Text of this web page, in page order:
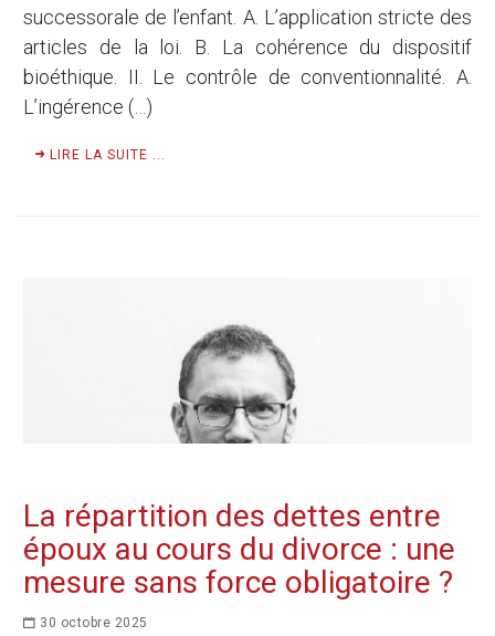
successorale de l’enfant. A. L’application stricte des
articles de la loi. B. La cohérence du dispositif
bioéthique. II. Le contrôle de conventionnalité. A.
L’ingérence (…)
LIRE LA SUITE ...
La répartition des dettes entre
époux au cours du divorce : une
mesure sans force obligatoire ?
30 octobre 2025